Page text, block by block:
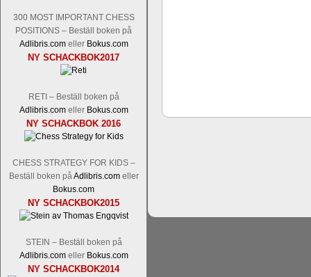
300 MOST IMPORTANT CHESS
POSITIONS – Beställ boken på
Adlibris.comeller Bokus.com
NY SCHACKBOK2017
RETI – Beställ boken på
Adlibris.comeller Bokus.com
NY SCHACKBOK 2016
CHESS STRATEGY FOR KIDS –
Beställ boken på Adlibris.comeller
Bokus.com
NY SCHACKBOK2015
STEIN – Beställ boken på
Adlibris.comeller Bokus.com
NY SCHACKBOK2014
saknats i den svenska